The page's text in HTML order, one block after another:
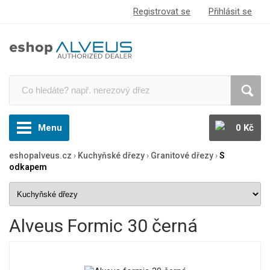
Registrovat se Přihlásit se
Menu 0 Kč
eshopalveus.cz › Kuchyňské dřezy› Granitové dřezy›S
odkapem
Alveus Formic 30 černá